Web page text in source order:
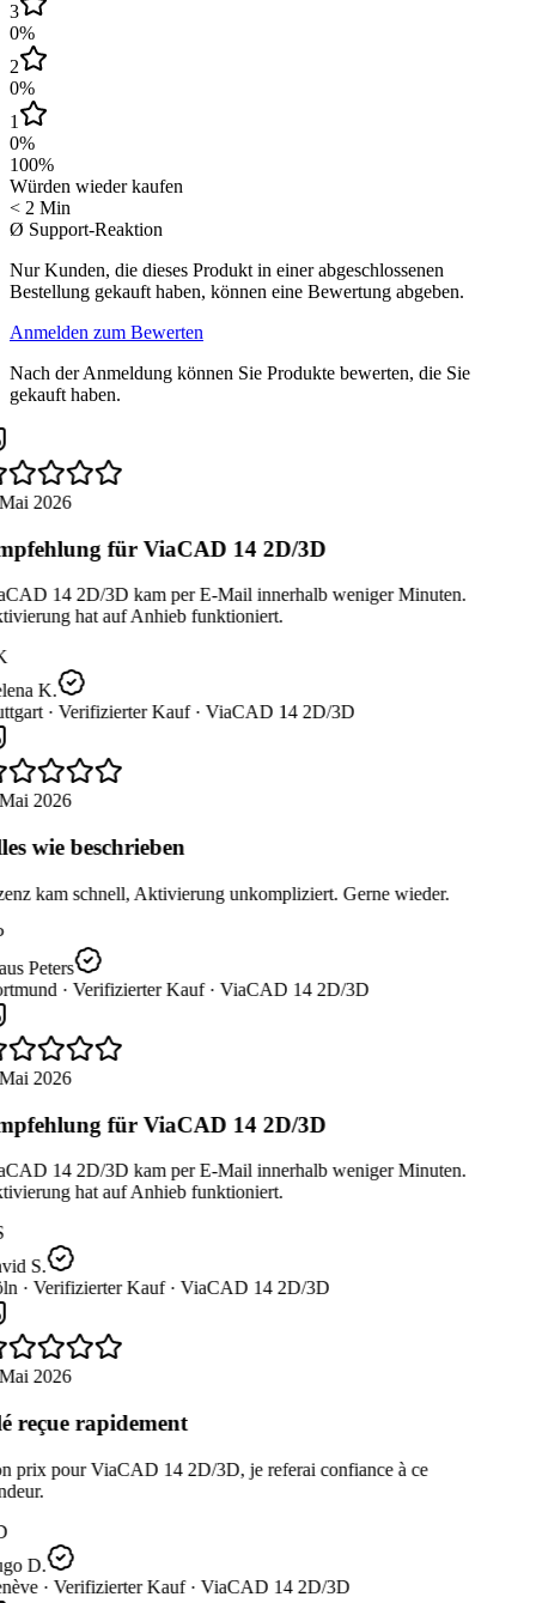
3
0%
2
0%
1
0%
100%
Würden wieder kaufen
< 2 Min
Ø Support-Reaktion
Nur Kunden, die dieses Produkt in einer abgeschlossenen
Bestellung gekauft haben, können eine Bewertung abgeben.
Anmelden zum Bewerten
Nach der Anmeldung können Sie Produkte bewerten, die Sie
gekauft haben.
2026
für ViaCAD 14 2D/3D
14 2D/3D kam per E-Mail innerhalb weniger Minuten.
hat auf Anhieb funktioniert.
K.
· Verifizierter Kauf · ViaCAD 14 2D/3D
2026
wie beschrieben
kam schnell, Aktivierung unkompliziert. Gerne wieder.
Peters
· Verifizierter Kauf · ViaCAD 14 2D/3D
2026
für ViaCAD 14 2D/3D
14 2D/3D kam per E-Mail innerhalb weniger Minuten.
hat auf Anhieb funktioniert.
S.
· Verifizierter Kauf · ViaCAD 14 2D/3D
2026
reçue rapidement
prix pour ViaCAD 14 2D/3D, je referai confiance à ce
D.
· Verifizierter Kauf · ViaCAD 14 2D/3D